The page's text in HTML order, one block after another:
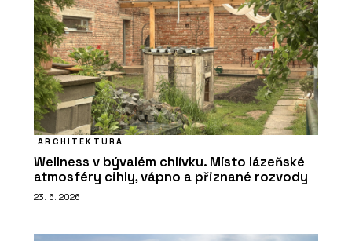
ARCHITEKTURA
Wellness v bývalém chlívku. Místo lázeňské
atmosféry cihly, vápno a přiznané rozvody
23. 6. 2026